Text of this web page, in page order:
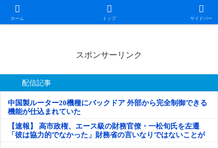
ホーム トップ サイドバー
日本第一！ニュース録
スポンサーリンク
配信記事
中国製ルーター20機種にバックドア 外部から完全制御できる
機能が仕込まれていた
【速報】 高市政権、エース級の財務官僚・一松旬氏を左遷
「彼は協力的でなかった」財務省の言いなりではないことが
判明